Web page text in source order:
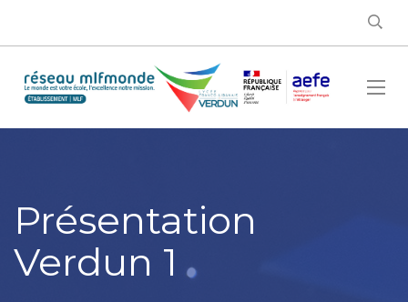
Présentation
Verdun 1